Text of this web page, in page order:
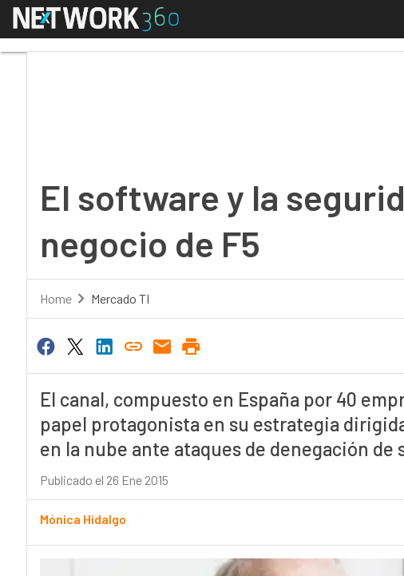
Menú
El software y la
negocio de F5
Home Mercado TI
El canal, compuesto en España por 40
papel protagonista en su estrategia
en la nube ante ataques de denegación de
Publicado el 26 Ene 2015
Mónica Hidalgo